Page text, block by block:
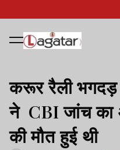
करूर रैली भगदड़
ने CBI जांच का
की मौत हुई थी